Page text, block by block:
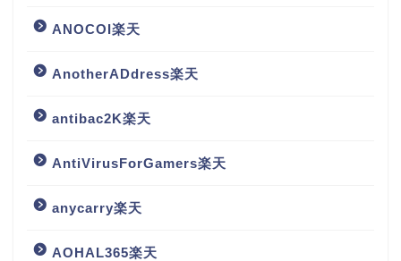
ANOCOI楽天
AnotherADdress楽天
antibac2K楽天
AntiVirusForGamers楽天
anycarry楽天
AOHAL365楽天